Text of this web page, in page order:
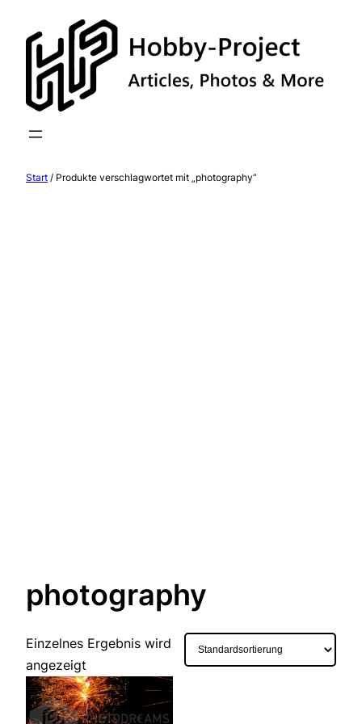
Inhalt
springen
Start / Produkte verschlagwortet mit „photography“
photography
Einzelnes Ergebnis wird
angezeigt